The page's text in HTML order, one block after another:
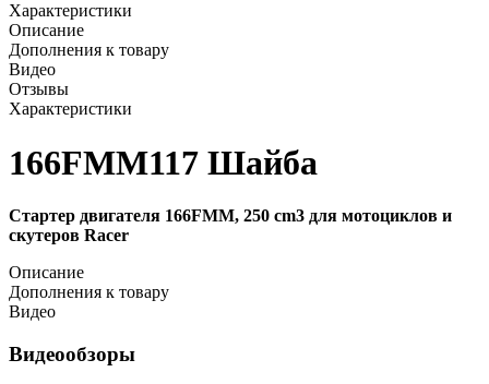
Характеристики
Описание
Дополнения к товару
Видео
Отзывы
Характеристики
166FMM117 Шайба
Стартер двигателя 166FMM, 250 cm3 для мотоциклов и
скутеров Racer
Описание
Дополнения к товару
Видео
Видеообзоры